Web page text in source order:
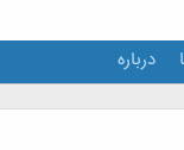
درباره